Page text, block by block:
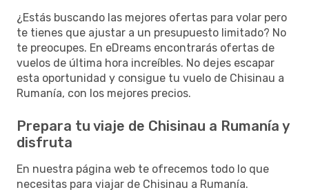
¿Estás buscando las mejores ofertas para volar pero
te tienes que ajustar a un presupuesto limitado? No
te preocupes. En eDreams encontrarás ofertas de
vuelos de última hora increíbles. No dejes escapar
esta oportunidad y consigue tu vuelo de Chisinau a
Rumanía, con los mejores precios.
Prepara tu viaje de Chisinau a Rumanía y
disfruta
En nuestra página web te ofrecemos todo lo que
necesitas para viajar de Chisinau a Rumanía.